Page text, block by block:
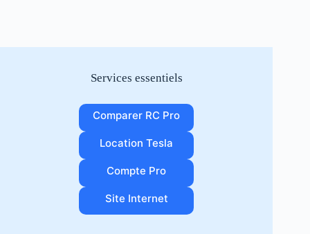
Services essentiels
Comparer RC Pro
Location Tesla
Compte Pro
Site Internet